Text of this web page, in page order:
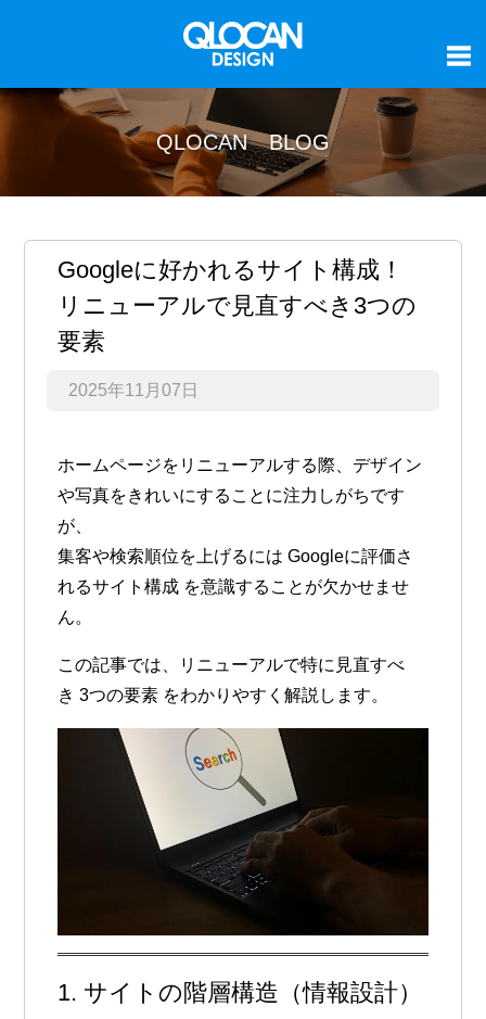
QLOCAN BLOG
Googleに好かれるサイト構成！
リニューアルで見直すべき3つの
要素
2025年11月07日
ホームページをリニューアルする際、デザイン
や写真をきれいにすることに注力しがちです
が、
集客や検索順位を上げるにはGoogleに評価さ
れるサイト構成 を意識することが欠かせませ
ん。
この記事では、リニューアルで特に見直すべ
き3つの要素 をわかりやすく解説します。
1. サイトの階層構造（情報設計）